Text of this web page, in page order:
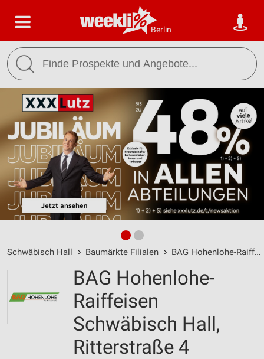
Berlin
Schwäbisch Hall Baumärkte Filialen BAG Hohenlohe-Raiffeisen Filialen
BAG Hohenlohe-
Raiffeisen
Schwäbisch Hall,
Ritterstraße 4